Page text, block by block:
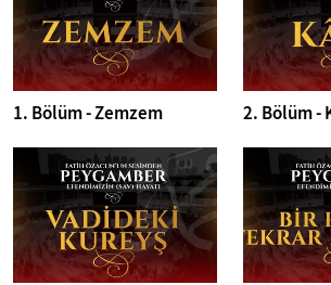
1. Bölüm - Zemzem 2. Bölüm -